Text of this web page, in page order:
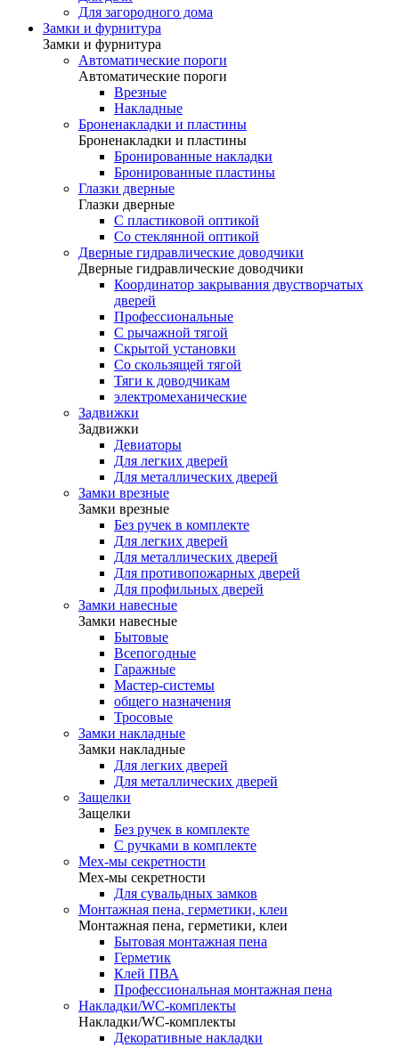
Для загородного дома
Замки и фурнитура
Замки и фурнитура
Автоматические пороги
Автоматические пороги
Врезные
Накладные
Броненакладки и пластины
Броненакладки и пластины
Бронированные накладки
Бронированные пластины
Глазки дверные
Глазки дверные
C пластиковой оптикой
Со стеклянной оптикой
Дверные гидравлические доводчики
Дверные гидравлические доводчики
Координатор закрывания двустворчатых
дверей
Профессиональные
С рычажной тягой
Скрытой установки
Со скользящей тягой
Тяги к доводчикам
электромеханические
Задвижки
Задвижки
Девиаторы
Для легких дверей
Для металлических дверей
Замки врезные
Замки врезные
Без ручек в комплекте
Для легких дверей
Для металлических дверей
Для противопожарных дверей
Для профильных дверей
Замки навесные
Замки навесные
Бытовые
Всепогодные
Гаражные
Мастер-системы
общего назначения
Тросовые
Замки накладные
Замки накладные
Для легких дверей
Для металлических дверей
Защелки
Защелки
Без ручек в комплекте
С ручками в комплекте
Мех-мы секретности
Мех-мы секретности
Для сувальдных замков
Монтажная пена, герметики, клеи
Монтажная пена, герметики, клеи
Бытовая монтажная пена
Герметик
Клей ПВА
Профессиональная монтажная пена
Накладки/WC-комплекты
Накладки/WC-комплекты
Декоративные накладки